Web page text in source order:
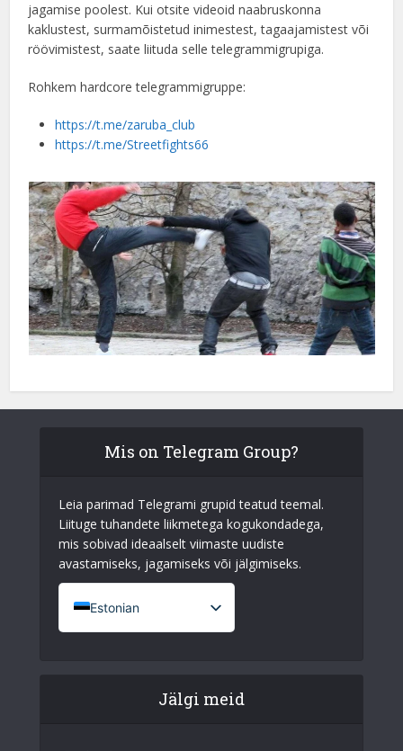
jagamise poolest. Kui otsite videoid naabruskonna
kaklustest, surmamõistetud inimestest, tagaajamistest või
röövimistest, saate liituda selle telegrammigrupiga.
Rohkem hardcore telegrammigruppe:
https://t.me/zaruba_club
https://t.me/Streetfights66
Mis on Telegram Group?
Leia parimad Telegrami grupid teatud teemal.
Liituge tuhandete liikmetega kogukondadega,
mis sobivad ideaalselt viimaste uudiste
avastamiseks, jagamiseks või jälgimiseks.
Estonian
French (France)
Jälgi meid